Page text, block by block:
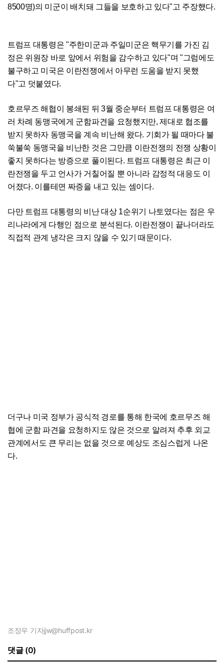
8500명)의 미군이 배치돼 그들을 보호하고 있다"고 주장했다.
트럼프 대통령은 "주한미군과 주일미군은 핵무기를 가진 김
정은 위원장 바로 앞에서 위험을 감수하고 있다"며 "그럼에도
불구하고 미국은 이란전쟁에서 아무런 도움을 받지 못했
다"고 덧붙였다.
호르무즈 해협이 봉쇄된 뒤 3월 중순부터 트럼프 대통령은 여
러 차례 동맹국에게 군함파견을 요청했지만, 제대로 협조를
받지 못하자 동맹국을 계속 비난해 왔다. 기회가 될 때마다 불
쑥불쑥 동맹국을 비난한 것은 그만큼 이란전쟁의 전쟁 상황이
좋지 못하다는 방증으로 풀이된다. 트럼프 대통령은 최근 이
란전쟁을 두고 언사가 거칠어질 뿐 아니라 감정적 대응도 이
어졌다. 이를테면 짜증을 내고 있는 셈이다.
다만 트럼프 대통령의 비난 대상 1순위기 나토였다는 점은 우
리나라에게 다행인 점으로 분석된다. 이란전쟁이 끝나더라도
직접적 관계 냉각은 크지 않을 수 있기 때문이다.
더구나 미국 정부가 공식적 경로를 통해 한국에 호르무즈 해
협에 군함 파견을 요청하지도 않은 것으로 알려져 추후 외교
관계에서도 큰 무리는 없을 것으로 예상도 조심스럽게 나온
다.
조장우 기자jjw@huffpost.kr
댓글 (0)